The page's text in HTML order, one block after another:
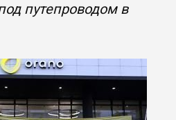
путепроводом в